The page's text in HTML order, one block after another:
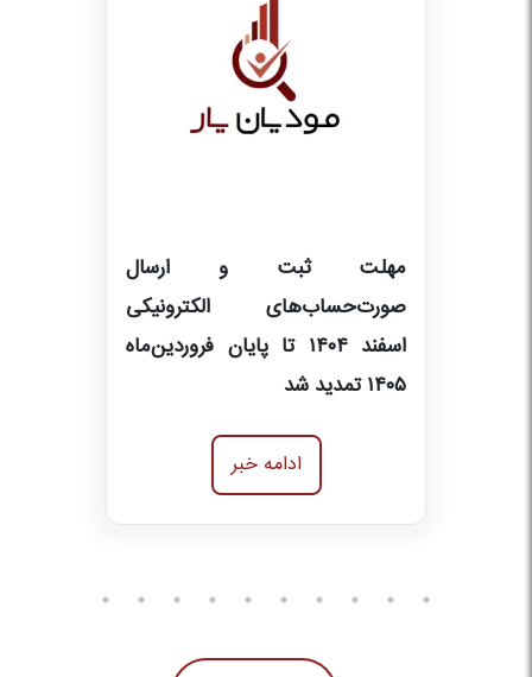
مهلت ثبت و ارسال
صورت‌حساب‌های الکترونیکی
اسفند ۱۴۰۴ تا پایان فروردین‌ماه
۱۴۰۵ تمدید شد
ادامه خبر